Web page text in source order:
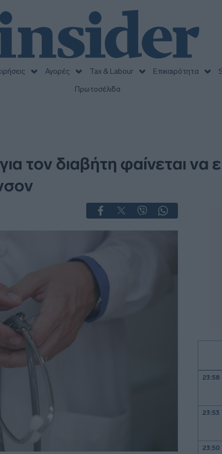
Αγορές Tax & Labour Επικαιρότητα
Πρωτοσέλιδα
τον διαβήτη φαίνεται να
23:58
23:53
23:50